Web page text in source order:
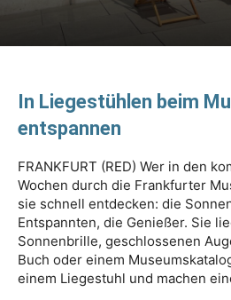
In Liegestühlen beim
entspannen
FRANKFURT (RED) Wer in den
Wochen durch die Frankfurter
sie schnell entdecken: die
Entspannten, die Genießer. Sie
Sonnenbrille, geschlossenen
Buch oder einem
einem Liegestuhl und machen